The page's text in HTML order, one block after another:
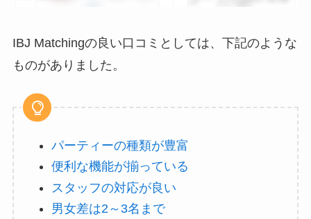
IBJ Matchingの良い口コミとしては、下記のような
ものがありました。
パーティーの種類が豊富
便利な機能が揃っている
スタッフの対応が良い
男女差は2～3名まで